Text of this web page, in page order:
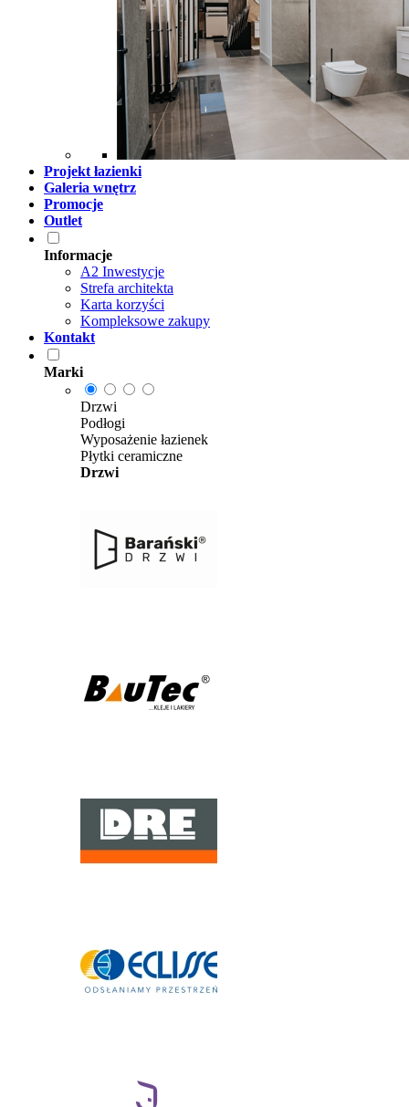
Projekt łazienki
Galeria wnętrz
Promocje
Outlet
Informacje
A2 Inwestycje
Strefa architekta
Karta korzyści
Kompleksowe zakupy
Kontakt
Marki
Drzwi
Podłogi
Wyposażenie łazienek
Płytki ceramiczne
Drzwi